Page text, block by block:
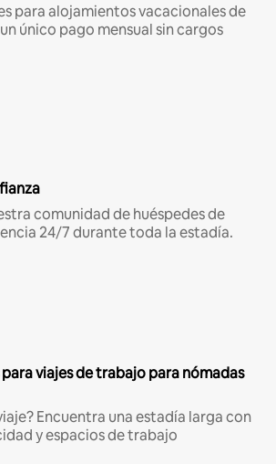
para alojamientos vacacionales de
único pago mensual sin cargos
comunidad de huéspedes de
24/7 durante toda la estadía.
viajes de trabajo para nómadas
Encuentra una estadía larga con
y espacios de trabajo